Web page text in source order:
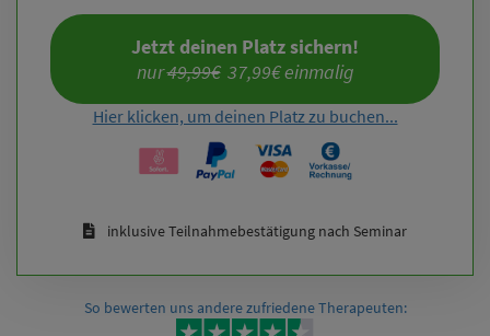
Jetzt deinen Platz sichern!
nur 49,99€
  37,99€ einmalig
Hier klicken, um deinen Platz zu buchen...
inklusive Teilnahmebestätigung nach Seminar
So bewerten uns andere zufriedene Therapeuten: